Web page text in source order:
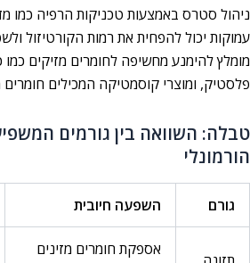
ניהול סטרס באמצעות טכניקות הרפיה כמו
עמוקות יכול להפחית את רמות הקורטיזול
מומלץ להימנע מחשיפה לחומרים מזיקים כמו
פלסטיק, ומוצרי קוסמטיקה המכילים
טבלה: השוואה בין גורמים
הורמונלי
גורם השפעה חיובית
אספקת חומרים מזינים